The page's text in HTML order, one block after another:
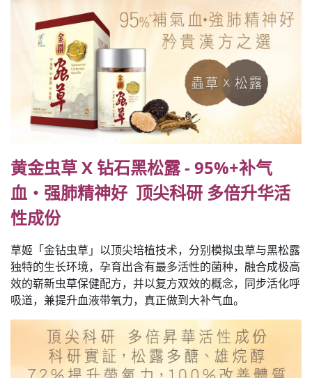
黄金虫草 X 钻石黑松露 - 95%+补气
血‧强肺精神好 顶尖科研 多倍升华活
性成份
草姬「金钻虫草」以顶尖培植技术，分别模拟虫草与黑松露
独特的生长环境，孕育出含有最多活性的菌种，融合成极高
效的崭新虫草保健配方，并以复方双效的概念，同步活化呼
吸道，兼提升血液带氧力，真正做到大补气血。